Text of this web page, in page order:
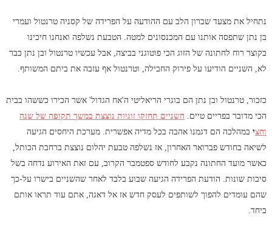
נתחיל את מצעד שברון הלב עם ההודעה על הפרידה של קסניה טרנטול ועמרי
בן נתן שתפסה אותנו עם המכנסונים למטה. הטבעת נשלפה ואנחנו חיכינו
בקוצר רוח לחתונה של הזוג הכי פוטוגני בביצה, אבל עכשיו טרנטול ובן נתן כבר
לא, השניים הודיעו על פירוק החבילה, וטרנטול אף עזבה את ביתם המשותף.
כזכור, טרנטול ובן נתן הם בוגרי הריאליטי ה'אח הגדול' אשר הכירו כששהו בבית
הכי מדובר בפריים טיים. השניים תחזקו זוגיות נוצצת במשך תקופה של שנה
וחציבמהלכה הם דגמנו אהבה בכל מדיה אפשרית. מערכת היחסים הגיעה
לשיאה בחודש פברואר האחרון, אז נשלפה טבעת יהלום נוצצת ברחבת הכותל,
כאשר מועד החתונה נקבע לחודש ספטמבר הקרוב, עם זאת האירוע נדחה בשל
סיבות שונות. הודעת הפרידה הגיעה שבוע בלבד לאחר שהשניים בישרו על-כך
שהם עומדים להפוך לשותפים לעסק חדש אז אל דאגה, אתם עוד תראו אותם
ביחד.